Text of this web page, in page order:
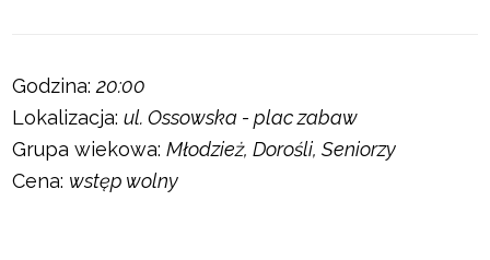
Godzina:20:00
Lokalizacja:ul. Ossowska - plac zabaw
Grupa wiekowa:Młodzież, Dorośli, Seniorzy
Cena: wstęp wolny